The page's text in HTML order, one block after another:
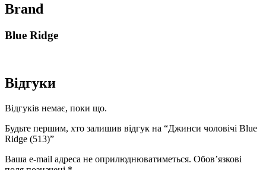
Brand
Blue Ridge
Відгуки
Відгуків немає, поки що.
Будьте першим, хто залишив відгук на “Джинси чоловічі Blue
Ridge (513)”
Ваша e-mail адреса не оприлюднюватиметься. Обов’язкові